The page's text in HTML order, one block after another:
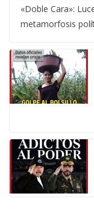
«Doble Cara»:
metamorfosis